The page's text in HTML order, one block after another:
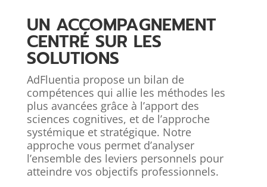
UN ACCOMPAGNEMENT
CENTRÉ SUR LES
SOLUTIONS
AdFluentia propose un bilan de
compétences qui allie les méthodes les
plus avancées grâce à l’apport des
sciences cognitives, et de l’approche
systémique et stratégique. Notre
approche vous permet d’analyser
l’ensemble des leviers personnels pour
atteindre vos objectifs professionnels.